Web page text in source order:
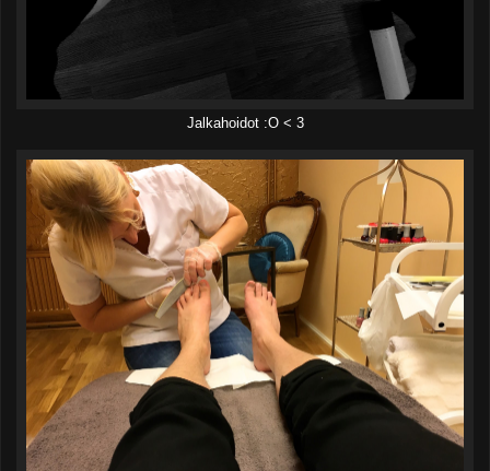
Jalkahoidot :O < 3